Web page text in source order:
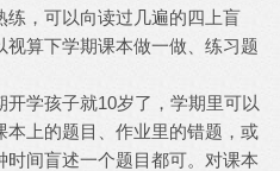
练，可以向读过几遍的四上盲
视算下学期课本做一做、练习题
学孩子就10岁了，学期里可以
本上的题目、作业里的错题，或
时间盲述一个题目都可。对课本